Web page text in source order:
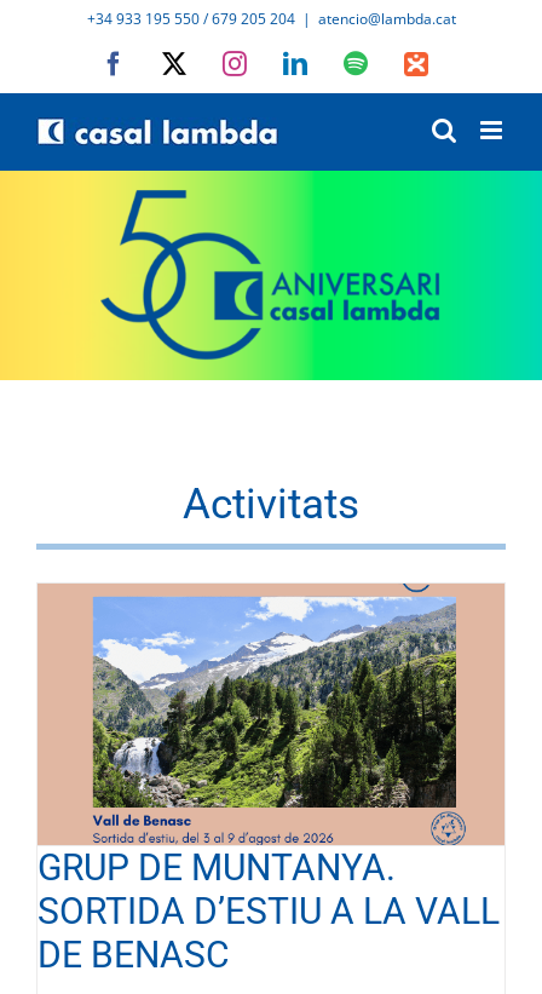
+34 933 195 550 / 679 205 204 | atencio@lambda.cat
Facebook InstagramLinkedInSpotifyIVoox
Activitats
GRUP DE MUNTANYA.
SORTIDA D’ESTIU A LA VALL
DE BENASC